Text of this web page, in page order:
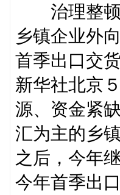
治理整顿
乡镇企业外
首季出口交
新华社北京
源、资金紧
汇为主的乡
之后，今年
今年首季出